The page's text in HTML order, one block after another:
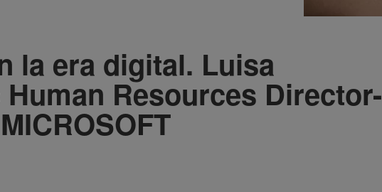
la era digital. Luisa
Resources Director-